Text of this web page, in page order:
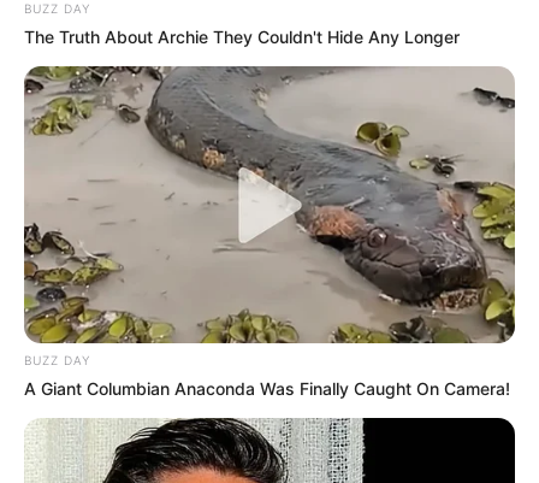
SHARE THIS Tweet
Share it Pin it
PUBLICAÇÕES RELACIONADAS
Senado
BUZZ DAY
The Truth About Archie They Couldn't Hide Any Longer
BUZZ DAY
A Giant Columbian Anaconda Was Finally Caught On Camera!